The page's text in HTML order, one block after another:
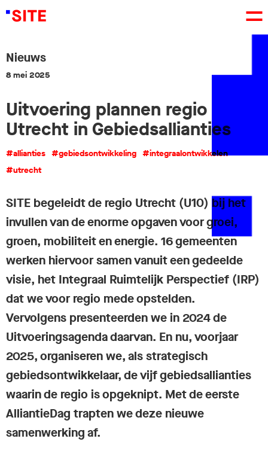
Nieuws
8 mei 2025
Uitvoering plannen regio
Utrecht in Gebiedsallianties
#allianties #gebiedsontwikkeling #integraalontwikkelen
#utrecht
SITE begeleidt de regio Utrecht (U10) bij het
invullen van de enorme opgaven voor groei,
groen, mobiliteit en energie. 16 gemeenten
werken hiervoor samen vanuit een gedeelde
visie, het Integraal Ruimtelijk Perspectief (IRP)
dat we voor regio mede opstelden.
Vervolgens presenteerden we in 2024 de
Uitvoeringsagenda daarvan. En nu, voorjaar
2025, organiseren we, als strategisch
gebiedsontwikkelaar, de vijf gebiedsallianties
waarin de regio is opgeknipt. Met de eerste
AlliantieDag trapten we deze nieuwe
samenwerking af.